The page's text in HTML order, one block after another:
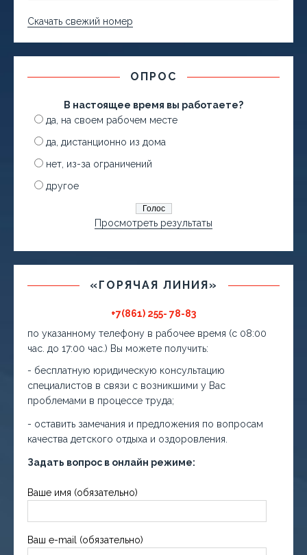
Скачать свежий номер
ОПРОС
В настоящее время вы работаете?
да, на своем рабочем месте
да, дистанционно из дома
нет, из-за ограничений
другое
Просмотреть результаты
«ГОРЯЧАЯ ЛИНИЯ»
+7(861) 255- 78-83
по указанному телефону в рабочее время (с 08:00
час. до 17:00 час.) Вы можете получить:
- бесплатную юридическую консультацию
специалистов в связи с возникшими у Вас
проблемами в процессе труда;
- оставить замечания и предложения по вопросам
качества детского отдыха и оздоровления.
Задать вопрос в онлайн режиме:
Ваше имя (обязательно)
Ваш e-mail (обязательно)